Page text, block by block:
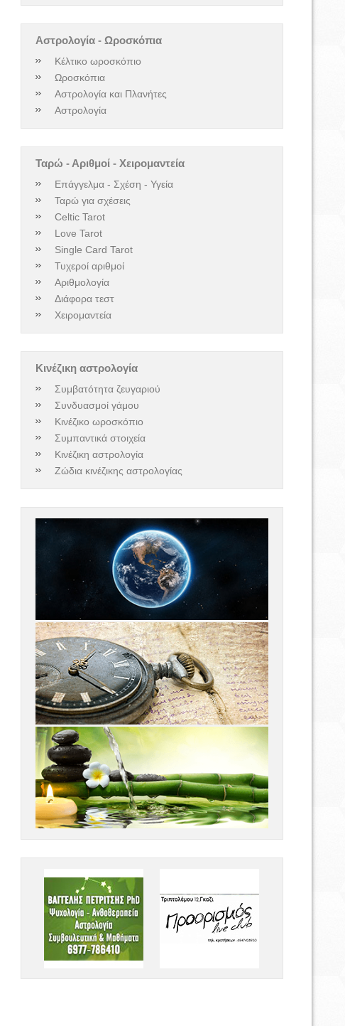
Αστρολογία - Ωροσκόπια
Κέλτικο ωροσκόπιο
Ωροσκόπια
Αστρολογία και Πλανήτες
Αστρολογία
Ταρώ - Αριθμοί - Χειρομαντεία
Επάγγελμα - Σχέση - Υγεία
Ταρώ για σχέσεις
Celtic Tarot
Love Tarot
Single Card Tarot
Τυχεροί αριθμοί
Αριθμολογία
Διάφορα τεστ
Χειρομαντεία
Κινέζικη αστρολογία
Συμβατότητα ζευγαριού
Συνδυασμοί γάμου
Κινέζικο ωροσκόπιο
Συμπαντικά στοιχεία
Κινέζικη αστρολογία
Ζώδια κινέζικης αστρολογίας